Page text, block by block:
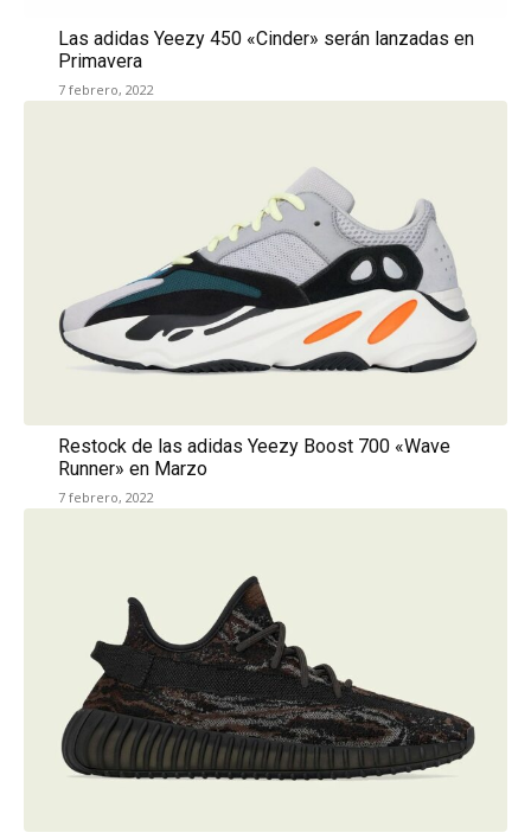
Las adidas Yeezy 450 «Cinder» serán lanzadas en
Primavera
7 febrero, 2022
Restock de las adidas Yeezy Boost 700 «Wave
Runner» en Marzo
7 febrero, 2022